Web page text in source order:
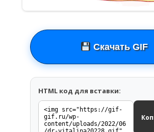
Скачать GIF
HTML код для вставки: